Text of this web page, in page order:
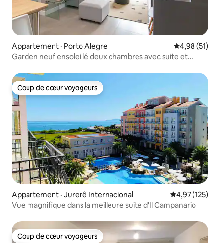
Appartement · Porto Alegre Note
4,98 (51)
Garden neuf ensoleillé deux chambres avec suite et
Coup de cœur voyageurs
Coup de cœur voyageurs
Appartement · Jurerê Internacional Note
4,97 (125)
Vue magnifique dans la meilleure suite d'Il Campanario
Coup de cœur voyageurs
Coup de cœur voyageurs